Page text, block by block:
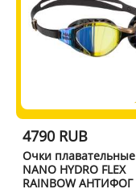
4790 RUB
Очки плавательные
NANO HYDRO FLEX
RAINBOW АНТИФОГ